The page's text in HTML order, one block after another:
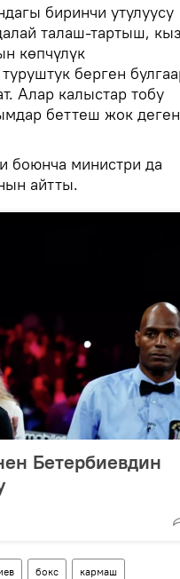
биринчи утулуусу
талаш-тартыш,
көпчүлүк
берген
Алар калыстар тобу
беттеш жок
боюнча министри да
айтты.
Бетербиевдин
бокс кармаш